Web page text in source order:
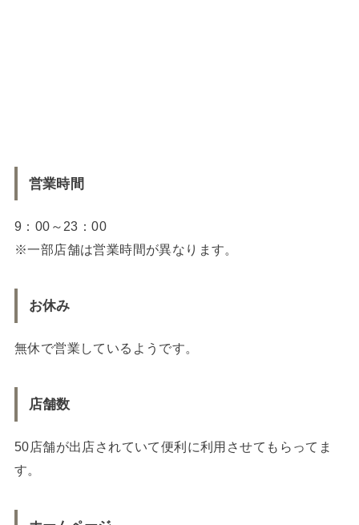
営業時間
9：00～23：00
※一部店舗は営業時間が異なります。
お休み
無休で営業しているようです。
店舗数
50店舗が出店されていて便利に利用させてもらってま
す。